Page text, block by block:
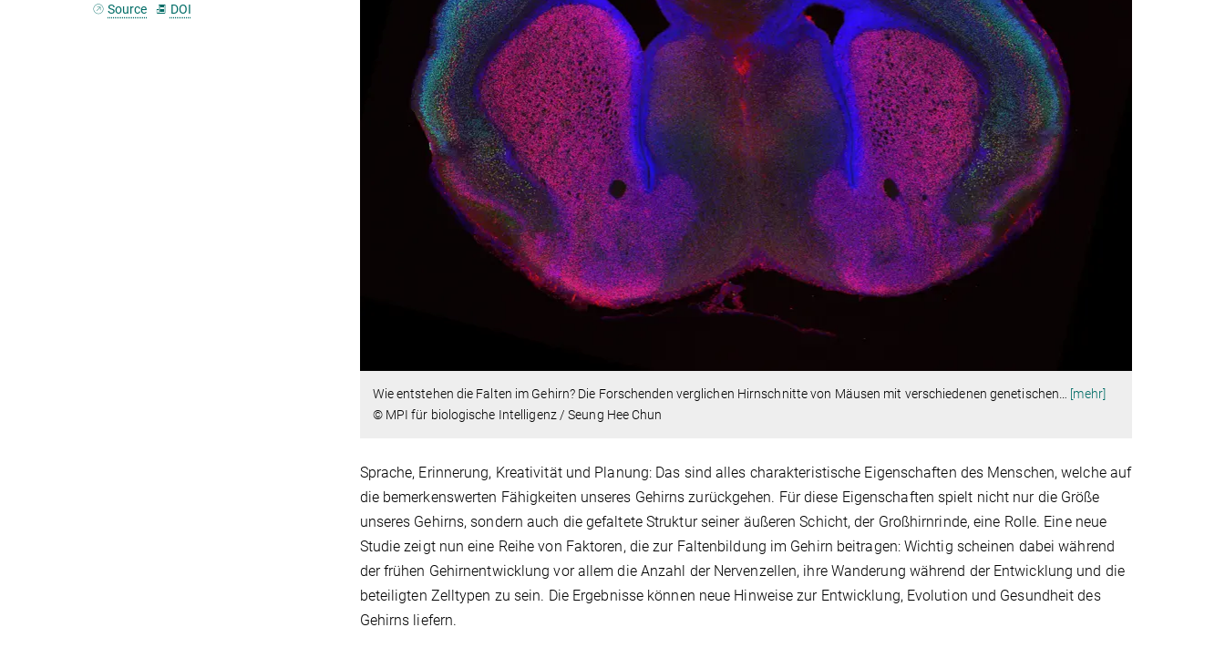
Wie entstehen die Falten im Gehirn? Die Forschenden verglichen Hirnschnitte von Mäusen mit verschiedenen genetischen
[mehr]
© MPI für biologische Intelligenz / Seung Hee Chun
Sprache, Erinnerung, Kreativität und Planung: Das sind alles charakteristische Eigenschaften des Menschen, welche auf
die bemerkenswerten Fähigkeiten unseres Gehirns zurückgehen. Für diese Eigenschaften spielt nicht nur die Größe
unseres Gehirns, sondern auch die gefaltete Struktur seiner äußeren Schicht, der Großhirnrinde, eine Rolle. Eine neue
Studie zeigt nun eine Reihe von Faktoren, die zur Faltenbildung im Gehirn beitragen: Wichtig scheinen dabei während
der frühen Gehirnentwicklung vor allem die Anzahl der Nervenzellen, ihre Wanderung während der Entwicklung und die
beteiligten Zelltypen zu sein. Die Ergebnisse können neue Hinweise zur Entwicklung, Evolution und Gesundheit des
Gehirns liefern.
Source
DOI